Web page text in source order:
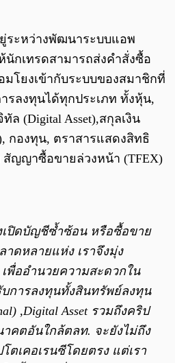
ระหว่างพัฒนาระบบแอพ
ห้นักเทรดสามารถส่งคำสั่งซื้อ
มโยงเข้ากับระบบของสมาชิกที่
รลงทุนได้ทุกประเภท ทั้งหุ้น,
(Digital Asset),สกุลเงิน
กองทุน, ตราสารแสดงสิทธิ
สัญญาซื้อขายล่วงหน้า (TFEX)
เปิดบัญชีซ้ำซ้อน หรือซื้อขาย
ดหลายแห่ง เราจึงมุ่ง
เพื่ออำนวยความสะดวกใน
บการลงทุนทั้งสินทรัพย์ลงทุน
,Digital Asset รวมถึงคริป
าคตอันใกล้ตลท. จะยังไม่ถึง
ตเคอเรนซีโดยตรง แต่เรา